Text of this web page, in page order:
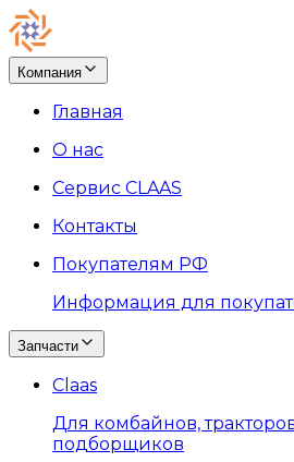
Компания
Главная
О нас
Сервис CLAAS
Контакты
Покупателям РФ
Информация для
Запчасти
Claas
Для комбайнов,
подборщиков